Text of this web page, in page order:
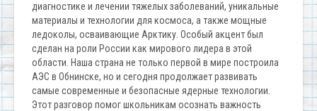
диагностике и лечении тяжелых заболеваний, уникальные
материалы и технологии для космоса, а также мощные
ледоколы, осваивающие Арктику. Особый акцент был
сделан на роли России как мирового лидера в этой
области. Наша страна не только первой в мире построила
АЭС в Обнинске, но и сегодня продолжает развивать
самые современные и безопасные ядерные технологии.
Этот разговор помог школьникам осознать важность